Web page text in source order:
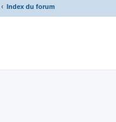
Index du forum